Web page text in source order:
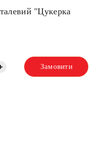
"Цукерка
Замовити